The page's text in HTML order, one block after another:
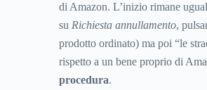
di Amazon. L’inizio rimane
su Richiesta annullamento,
prodotto ordinato) ma poi “le
rispetto a un bene proprio di
procedura.